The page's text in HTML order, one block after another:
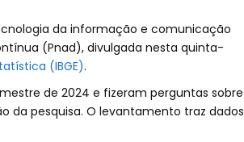
da informação e comunicação
(Pnad), divulgada nesta quinta-
(IBGE).
de 2024 e fizeram perguntas sobre
da pesquisa. O levantamento traz dados